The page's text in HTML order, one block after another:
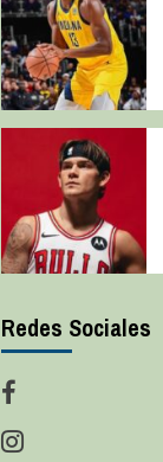
Redes Sociales